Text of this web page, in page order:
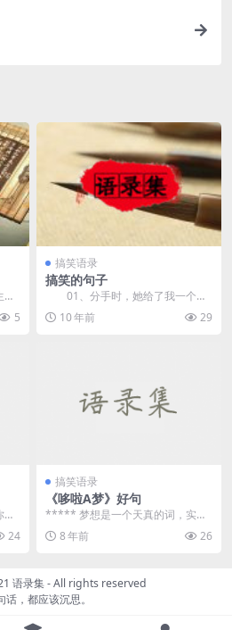
5
搞笑语录
搞笑的句子
01、分手时，她给了我一个
吻，那感觉和《人民日报》一样真
实… ...10 年前 29
24
搞笑语录
《哆啦A梦》好句
***** 梦想是一个天真的词，实现
梦想是一个残酷的词。 ***** &ldq
u... 8 年前 26
语录集- All rights reserved
话，都应该沉思。